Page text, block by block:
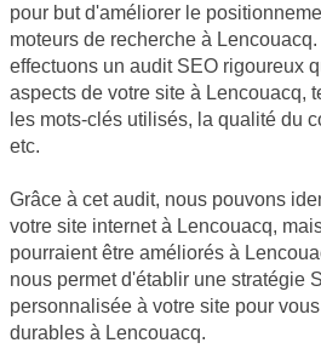
pour but d'améliorer le
moteurs de recherche à
effectuons un audit SEO rigoureux
aspects de votre site à Lencouacq,
les mots-clés utilisés, la qualité du
etc.
Grâce à cet audit, nous pouvons
votre site internet à Lencouacq,
pourraient être améliorés à
nous permet d'établir une stratégie
personnalisée à votre site pour
durables à Lencouacq.